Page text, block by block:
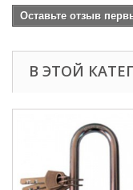
Оставьте отзыв
В ЭТОЙ